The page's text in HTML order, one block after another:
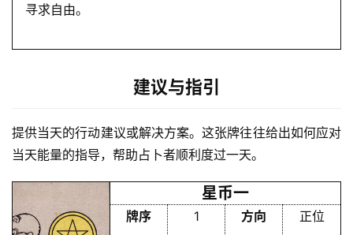
寻求自由。
建议与指引
提供当天的行动建议或解决方案。这张牌往往给出如何应对
当天能量的指导，帮助占卜者顺利度过一天。
星币一
牌序 1 方向 正位